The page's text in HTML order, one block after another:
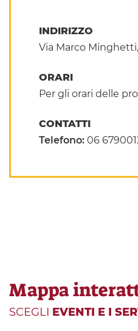
INDIRIZZO
Via Marco
ORARI
Per gli orari delle
CONTATTI
Telefono: 06
Mappa
SCEGLI EVENTI E I